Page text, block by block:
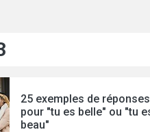
25 exemples de réponses
pour "tu es belle" ou "tu
beau"